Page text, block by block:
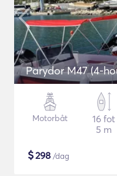
Parydor M47 (4-
Motorbåt
16 fot
5 m
$298 /dag